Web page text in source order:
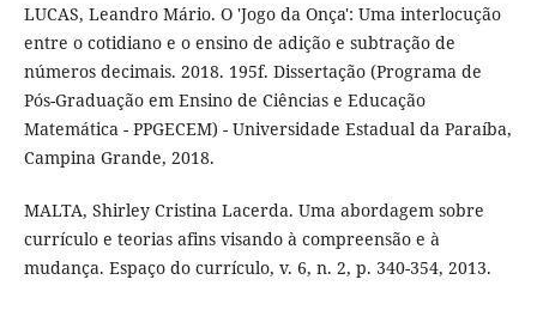
LUCAS, Leandro Mário. O 'Jogo da Onça': Uma interlocução
entre o cotidiano e o ensino de adição e subtração de
números decimais. 2018. 195f. Dissertação (Programa de
Pós-Graduação em Ensino de Ciências e Educação
Matemática - PPGECEM) - Universidade Estadual da Paraíba,
Campina Grande, 2018.
MALTA, Shirley Cristina Lacerda. Uma abordagem sobre
currículo e teorias afins visando à compreensão e à
mudança. Espaço do currículo, v. 6, n. 2, p. 340-354, 2013.